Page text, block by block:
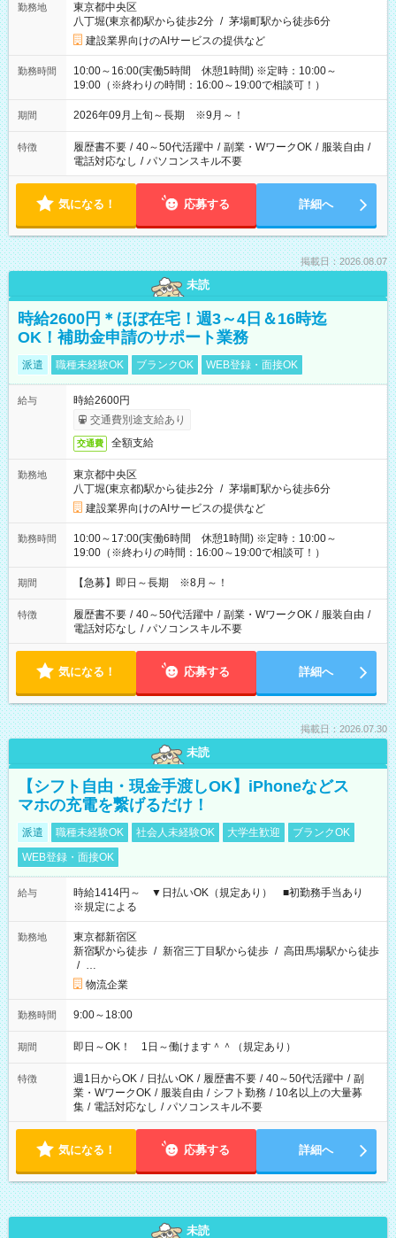
勤務地
東京都中央区
八丁堀(東京都)駅から徒歩2分 / 茅場町駅から徒歩6分
建設業界向けのAIサービスの提供など
勤務時間
10:00～16:00(実働5時間 休憩1時間) ※定時：10:00～
19:00（※終わりの時間：16:00～19:00で相談可！）
期間 2026年09月上旬～長期 ※9月～！
特徴 履歴書不要 / 40～50代活躍中 / 副業・WワークOK / 服装自由 /
電話対応なし / パソコンスキル不要
気になる！ 応募する 詳細へ
掲載日：2026.08.07
未読
時給2600円＊ほぼ在宅！週3～4日＆16時迄
OK！補助金申請のサポート業務
派遣 職種未経験OK ブランクOK WEB登録・面接OK
給与
時給2600円
交通費別途支給あり
交通費 全額支給
勤務地
東京都中央区
八丁堀(東京都)駅から徒歩2分 / 茅場町駅から徒歩6分
建設業界向けのAIサービスの提供など
勤務時間
10:00～17:00(実働6時間 休憩1時間) ※定時：10:00～
19:00（※終わりの時間：16:00～19:00で相談可！）
期間 【急募】即日～長期 ※8月～！
特徴 履歴書不要 / 40～50代活躍中 / 副業・WワークOK / 服装自由 /
電話対応なし / パソコンスキル不要
気になる！ 応募する 詳細へ
掲載日：2026.07.30
未読
【シフト自由・現金手渡しOK】iPhoneなどス
マホの充電を繋げるだけ！
派遣 職種未経験OK 社会人未経験OK 大学生歓迎
ブランクOK
WEB登録・面接OK
給与
時給1414円～ ▼日払いOK（規定あり） ■初勤務手当あり
※規定による
勤務地
東京都新宿区
新宿駅から徒歩 / 新宿三丁目駅から徒歩 / 高田馬場駅から徒歩
/ …
物流企業
勤務時間 9:00～18:00
期間 即日～OK！ 1日～働けます＾＾（規定あり）
特徴 週1日からOK / 日払いOK / 履歴書不要 / 40～50代活躍中 / 副
業・WワークOK / 服装自由 / シフト勤務 / 10名以上の大量募
集 / 電話対応なし / パソコンスキル不要
気になる！ 応募する 詳細へ
未読